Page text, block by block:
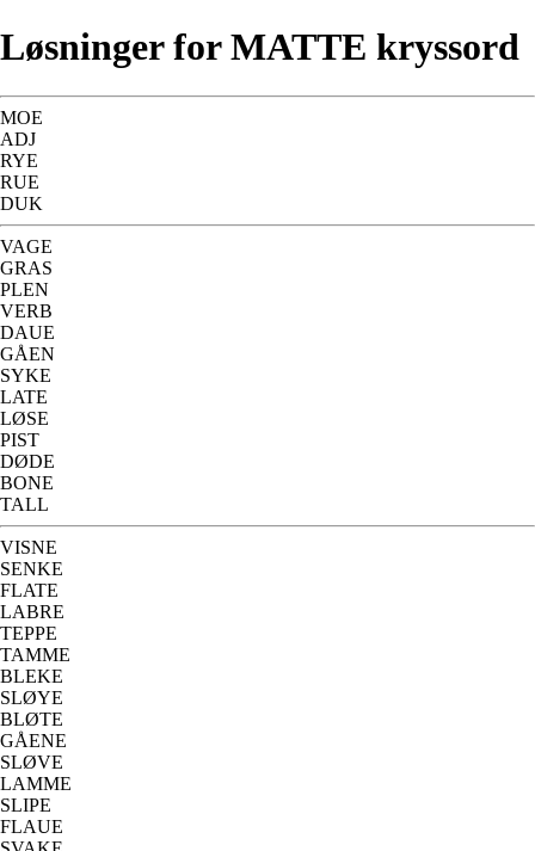
Løsninger for MATTE kryssord
MOE
ADJ
RYE
RUE
DUK
VAGE
GRAS
PLEN
VERB
DAUE
GÅEN
SYKE
LATE
LØSE
PIST
DØDE
BONE
TALL
VISNE
SENKE
FLATE
LABRE
TEPPE
TAMME
BLEKE
SLØYE
BLØTE
GÅENE
SLØVE
LAMME
SLIPE
FLAUE